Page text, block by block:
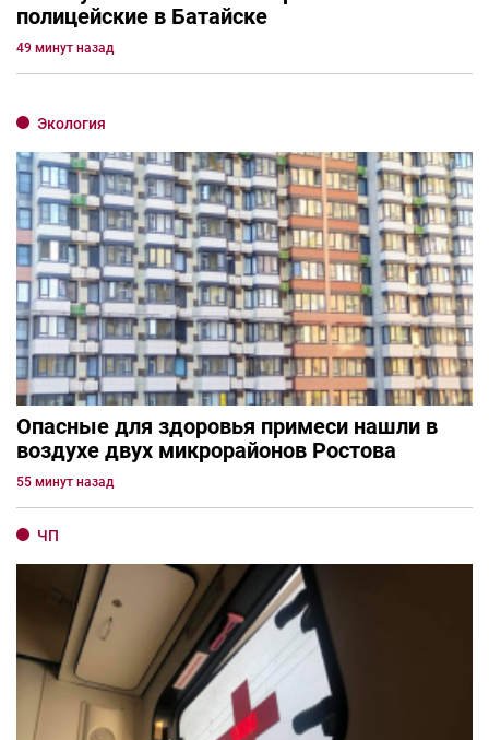
полицейские в Батайске
49 минут назад
Экология
Опасные для здоровья примеси нашли в
воздухе двух микрорайонов Ростова
55 минут назад
ЧП